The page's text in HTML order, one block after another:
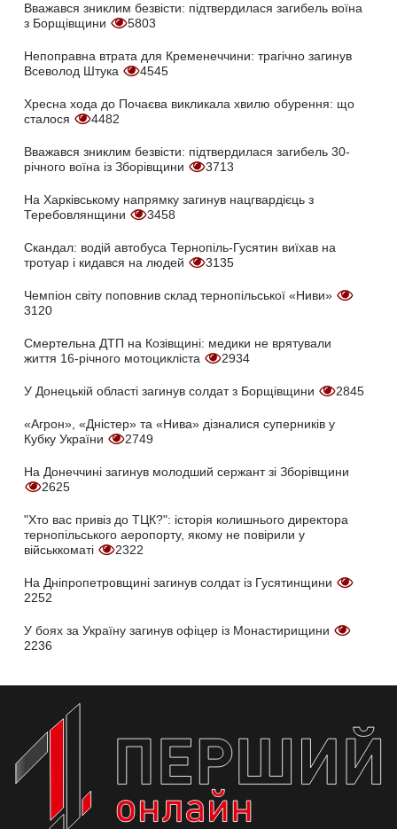
Вважався зниклим безвісти: підтвердилася загибель воїна
з Борщівщини
5803
Непоправна втрата для Кременеччини: трагічно загинув
Всеволод Штука
4545
Хресна хода до Почаєва викликала хвилю обурення: що
сталося
4482
Вважався зниклим безвісти: підтвердилася загибель 30-
річного воїна із Зборівщини
3713
На Харківському напрямку загинув нацгвардієць з
Теребовлянщини
3458
Скандал: водій автобуса Тернопіль-Гусятин виїхав на
тротуар і кидався на людей
3135
Чемпіон світу поповнив склад тернопільської «Ниви»
3120
Смертельна ДТП на Козівщині: медики не врятували
життя 16-річного мотоцикліста
2934
У Донецькій області загинув солдат з Борщівщини 2845
«Агрон», «Дністер» та «Нива» дізналися суперників у
Кубку України
2749
На Донеччині загинув молодший сержант зі Зборівщини
2625
"Хто вас привіз до ТЦК?": історія колишнього директора
тернопільського аеропорту, якому не повірили у
військкоматі
2322
На Дніпропетровщині загинув солдат із Гусятинщини
2252
У боях за Україну загинув офіцер із Монастирищини
2236